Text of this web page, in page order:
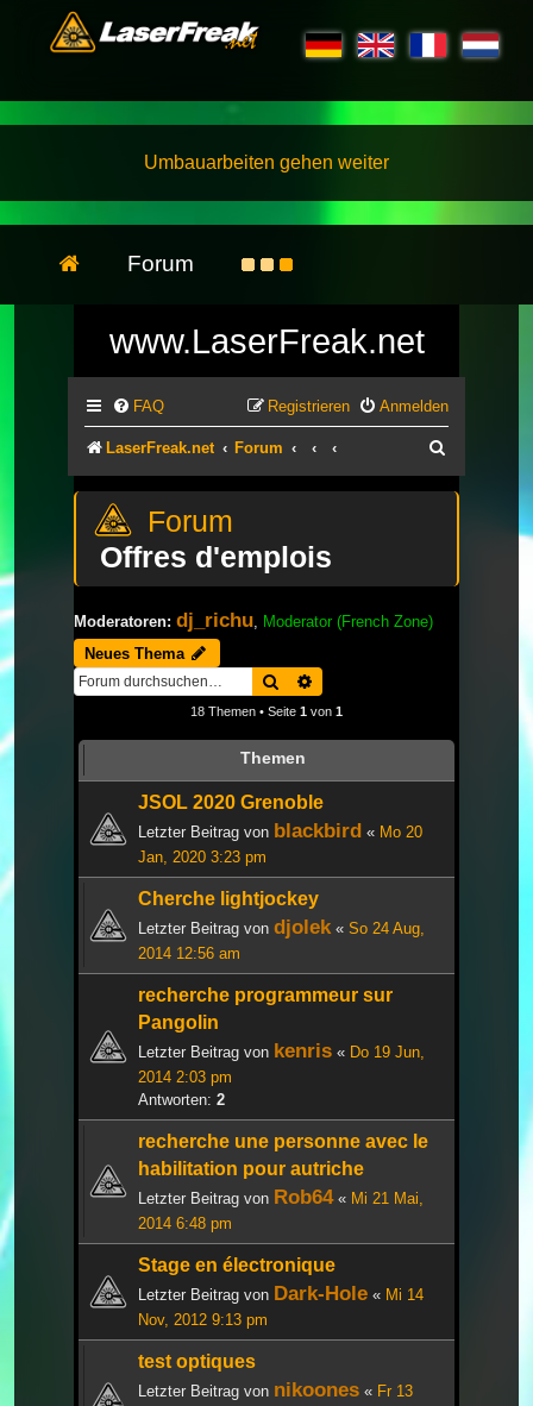
Umbauarbeiten gehen weiter
Forum
www.LaserFreak.net
FAQ Anmelden
Registrieren
LaserFreak.net Forum
Offres d'emplois
Moderatoren: dj_richu Moderator (French Zone)
Neues Thema
Suche
18 Themen • Seite 1 von 1
Themen
JSOL 2020 Grenoble
Letzter Beitrag von blackbird « Mo 20
Jan, 2020 3:23 pm
Cherche lightjockey
Letzter Beitrag von djolek« So 24 Aug,
2014 12:56 am
recherche programmeur sur
Pangolin
Letzter Beitrag von kenris « Do 19 Jun,
2014 2:03 pm
Antworten: 2
recherche une personne avec le
habilitation pour autriche
Letzter Beitrag von Rob64« Mi 21 Mai,
2014 6:48 pm
Stage en électronique
Letzter Beitrag von Dark-Hole « Mi 14
Nov, 2012 9:13 pm
test optiques
Letzter Beitrag von nikoones « Fr 13